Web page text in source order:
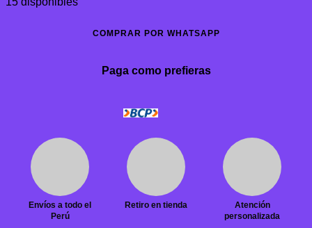
COMPRAR POR WHATSAPP
Paga como prefieras
Envíos a todo el
Perú
Retiro en tienda
Atención
personalizada